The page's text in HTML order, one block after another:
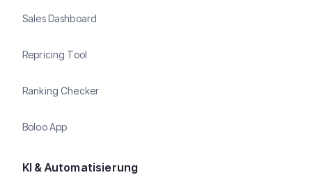
Sales Dashboard
Repricing Tool
Ranking Checker
Boloo App
KI & Automatisierung